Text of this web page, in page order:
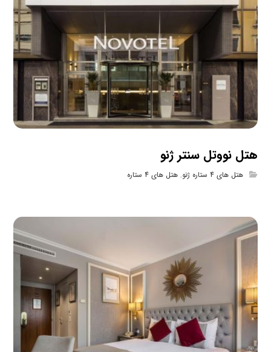
هتل نووتل سنتر ژنو
هتل های 4 ستاره ژنو ,هتل های 4 ستاره